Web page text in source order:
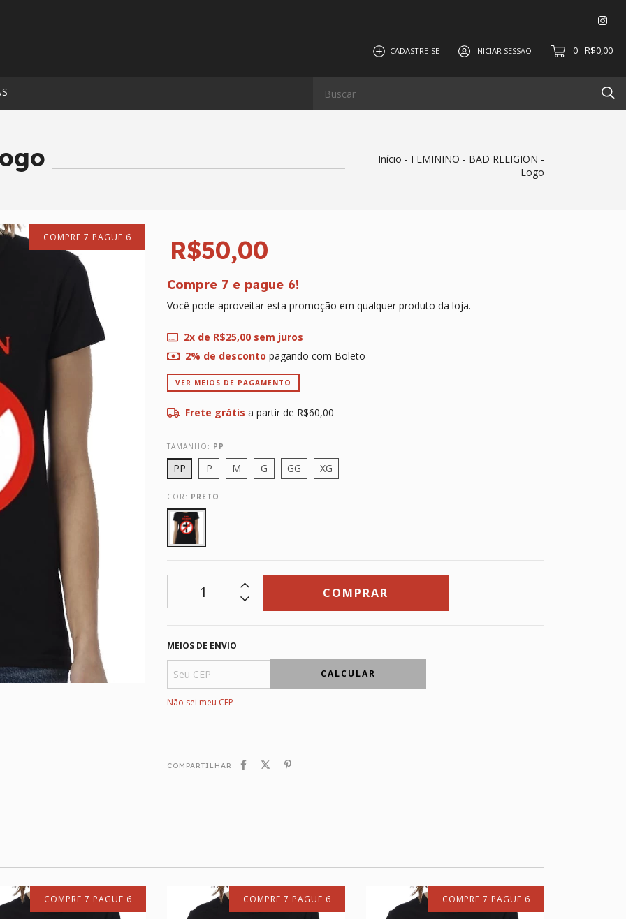
CADASTRE-SE INICIAR SESSÃO 0 - R$0,00
Início - FEMININO - BAD RELIGION -
Logo
COMPRE 7 PAGUE 6 R$50,00
Compre 7 e pague 6!
Você pode aproveitar esta promoção em qualquer produto da loja.
2x de R$25,00sem juros
2% de desconto pagando com Boleto
VER MEIOS DE PAGAMENTO
Frete grátis a partir de R$60,00
TAMANHO: PP
PP P M G GG XG
COR: PRETO
MEIOS DE ENVIO
CALCULAR
Não sei meu CEP
COMPARTILHAR
COMPRE 7 PAGUE 6 COMPRE 7 PAGUE 6 COMPRE 7 PAGUE 6